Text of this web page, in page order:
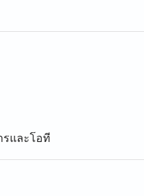
รและโอที